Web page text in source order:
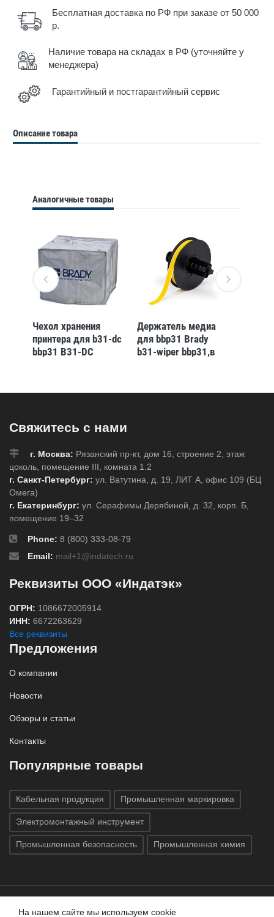
Бесплатная доставка по РФ при заказе от 50 000
р.
Наличие товара на складах в РФ (уточняйте у
менеджера)
Гарантийный и постгарантийный сервис
Описание товара
Аналогичные товары
Чехол хранения
принтера для b31-dc
bbp31 B31-DC
Держатель медиа
для bbp31 Brady
b31-wiper bbp31,в
Свяжитесь с нами
г. Москва: Рязанский пр-кт, дом 16, строение 2, этаж
цоколь, помещение III, комната 1.2
г. Санкт-Петербург: ул. Ватутина, д. 19, ЛИТ А, офис 109 (БЦ
Омега)
г. Екатеринбург: ул. Серафимы Дерябиной, д. 32, корп. Б,
помещение 19–32
Phone: 8 (800) 333-08-79
Email: mail+1@indatech.ru
Реквизиты ООО «Индатэк»
ОГРН: 1086672005914
ИНН: 6672263629
Все реквизиты
Предложения
О компании
Новости
Обзоры и статьи
Контакты
Популярные товары
Кабельная продукция Промышленная маркировка
Электромонтажный инструмент
Промышленная безопасность Промышленная химия
На нашем сайте мы используем cookie